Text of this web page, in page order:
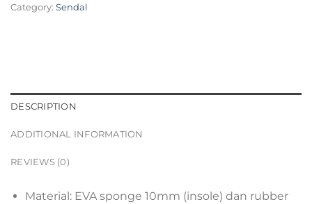
Category: Sendal
DESCRIPTION
ADDITIONAL INFORMATION
REVIEWS (0)
Material: EVA sponge 10mm (insole) dan rubber